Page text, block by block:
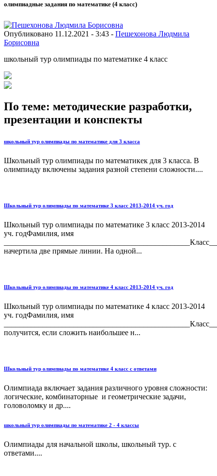
олимпиадные задания по математике (4 класс)
Опубликовано 11.12.2021 - 3:43 - Пешехонова Людмила
Борисовна
школьный тур олимпиады по математике 4 класс
По теме: методические разработки,
презентации и конспекты
школьный тур олимпиады по математике для 3 класса
Школьный тур олимпиады по математикек для 3 класса. В
олимпиаду включены задания разной степени сложности....
Школьный тур олимпиады по математике 3 класс 2013-2014 уч. год
Школьный тур олимпиады по математике 3 класс 2013-2014
уч. годФамилия, имя
начертила две прямые линии. На одной...
Школьный тур олимпиады по математике 4 класс 2013-2014 уч. год
Школьный тур олимпиады по математике 4 класс 2013-2014
уч. годФамилия, имя
получится, если сложить наибольшее н...
Школьный тур олимпиады по математике 4 класс с ответами
Олимпиада включает задания различного уровня сложности:
логические, комбинаторные и геометрические задачи,
головоломку и др....
школьный тур олимпиады по математике 2 - 4 классы
Олимпиады для начальной школы, школьный тур. с
ответами....